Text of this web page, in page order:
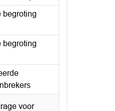
begroting
begroting
voor